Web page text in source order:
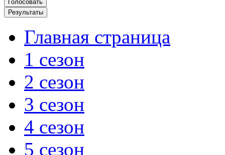
Главная страница
1 сезон
2 сезон
3 сезон
4 сезон
5 сезон